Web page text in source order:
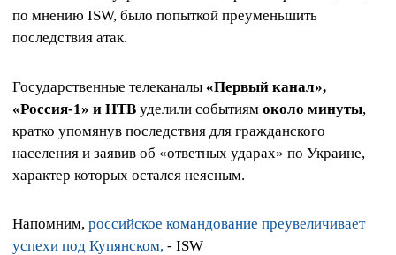
по мнению ISW, было попыткой преуменьшить
последствия атак.
Государственные телеканалы «Первый канал»,
«Россия‑1» и НТВ уделили событиям около минуты,
кратко упомянув последствия для гражданского
населения и заявив об «ответных ударах» по Украине,
характер которых остался неясным.
Напомним, российское командование преувеличивает
успехи под Купянском, - ISW